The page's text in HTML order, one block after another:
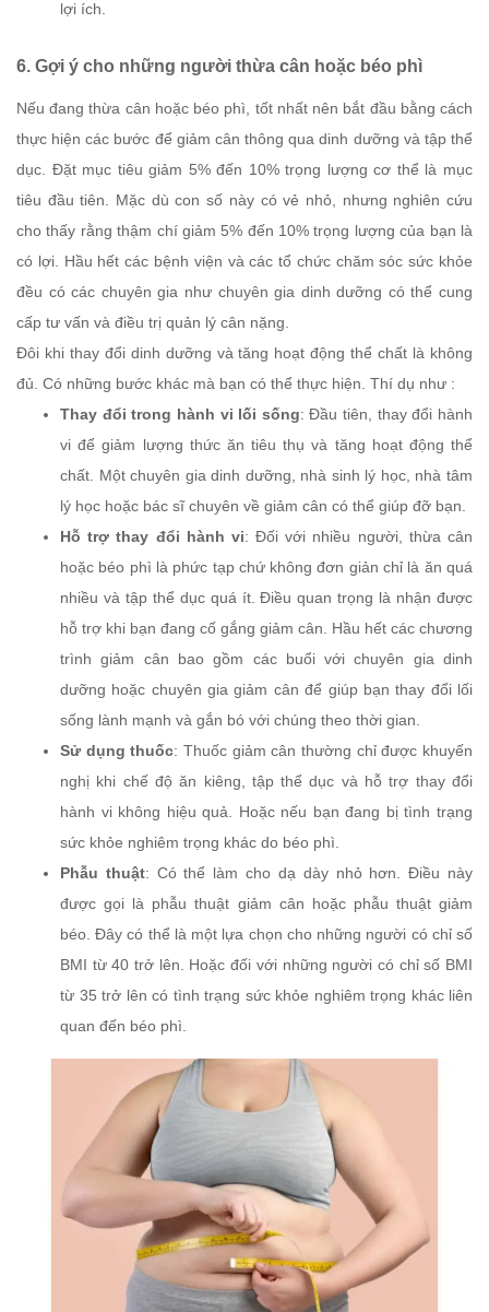
lợi ích.
6. Gợi ý cho những người thừa cân hoặc béo phì
Nếu đang thừa cân hoặc béo phì, tốt nhất nên bắt đầu bằng cách
thực hiện các bước để giảm cân thông qua dinh dưỡng và tập thể
dục. Đặt mục tiêu giảm 5% đến 10% trọng lượng cơ thể là mục
tiêu đầu tiên. Mặc dù con số này có vẻ nhỏ, nhưng nghiên cứu
cho thấy rằng thậm chí giảm 5% đến 10% trọng lượng của bạn là
có lợi. Hầu hết các bệnh viện và các tổ chức chăm sóc sức khỏe
đều có các chuyên gia như chuyên gia dinh dưỡng có thể cung
cấp tư vấn và điều trị quản lý cân nặng.
Đôi khi thay đổi dinh dưỡng và tăng hoạt động thể chất là không
đủ. Có những bước khác mà bạn có thể thực hiện. Thí dụ như :
Thay đổi trong hành vi lối sống: Đầu tiên, thay đổi hành
vi để giảm lượng thức ăn tiêu thụ và tăng hoạt động thể
chất. Một chuyên gia dinh dưỡng, nhà sinh lý học, nhà tâm
lý học hoặc bác sĩ chuyên về giảm cân có thể giúp đỡ bạn.
Hỗ trợ thay đổi hành vi: Đối với nhiều người, thừa cân
hoặc béo phì là phức tạp chứ không đơn giản chỉ là ăn quá
nhiều và tập thể dục quá ít. Điều quan trọng là nhận được
hỗ trợ khi bạn đang cố gắng giảm cân. Hầu hết các chương
trình giảm cân bao gồm các buổi với chuyên gia dinh
dưỡng hoặc chuyên gia giảm cân để giúp bạn thay đổi lối
sống lành mạnh và gắn bó với chúng theo thời gian.
Sử dụng thuốc: Thuốc giảm cân thường chỉ được khuyến
nghị khi chế độ ăn kiêng, tập thể dục và hỗ trợ thay đổi
hành vi không hiệu quả. Hoặc nếu bạn đang bị tình trạng
sức khỏe nghiêm trọng khác do béo phì.
Phẫu thuật: Có thể làm cho dạ dày nhỏ hơn. Điều này
được gọi là phẫu thuật giảm cân hoặc phẫu thuật giảm
béo. Đây có thể là một lựa chọn cho những người có chỉ số
BMI từ 40 trở lên. Hoặc đối với những người có chỉ số BMI
từ 35 trở lên có tình trạng sức khỏe nghiêm trọng khác liên
quan đến béo phì.